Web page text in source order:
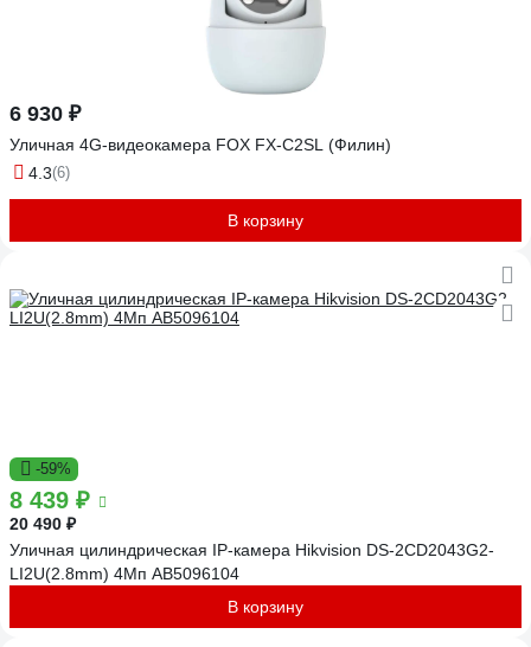
6 930 ₽
Уличная 4G-видеокамера FOX FX-C2SL (Филин)
4.3(6)
В корзину
-59%
8 439 ₽
20 490 ₽
Уличная цилиндрическая IP-камера Hikvision DS-2CD2043G2-
LI2U(2.8mm) 4Мп АВ5096104
В корзину